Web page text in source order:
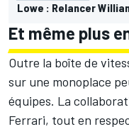
Lowe : Relancer
Et même plus
Outre la boîte de
sur une monoplace
équipes. La
Ferrari, tout en